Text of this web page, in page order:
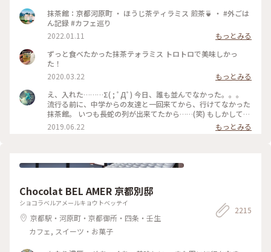
茶ソワレ #純喫茶 #喫茶店 #ゼリーポンチ #ひんやりスイーツ #
京都スイーツ #京都カフェ #レトロ #レトロ喫茶 #昭和レトロ #
四条河原町 #京都 #ことりっぷ京都 #ことりっぷ三都巡りの旅
抹茶館：京都河原町 ・ ほうじ茶ティラミス 煎茶🍵 ・ #外ごは
ん記録 #カフェ巡り
2022.01.11
もっとみる
ずっと食べたかった抹茶テォラミス トロトロで美味しかっ
た！
2020.03.22
もっとみる
え、入れた………Σ( ; ﾟДﾟ) 今日、誰も並んでなかった。。。
流行る前に、中学からの友達と一回来てから、行けてなかった
抹茶館。 いつも長蛇の列が出来てたから……(笑) もしかして、
別の所に新しい店舗が出来たのかな？ ……と、思ってたのです
が、店の外に出たら列が出来てましたΣ( ; ﾟДﾟ)運が良かっ
るのかな……？？ほうじ茶だけだと、あんな粉っぽくないと思
2019.06.22 もっとみる
Chocolat BEL AMER 京都別邸
ショコラベルアメールキョウトベッテイ
京都駅・河原町・京都御所・四条・壬生
カフェ, スイーツ・お菓子
2215